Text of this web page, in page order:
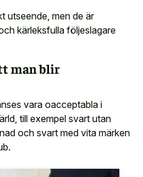
utseende, men de är
kärleksfulla följeslagare
man blir
vara oacceptabla i
till exempel svart utan
och svart med vita märken